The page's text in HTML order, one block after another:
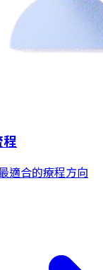
適合的療程方向